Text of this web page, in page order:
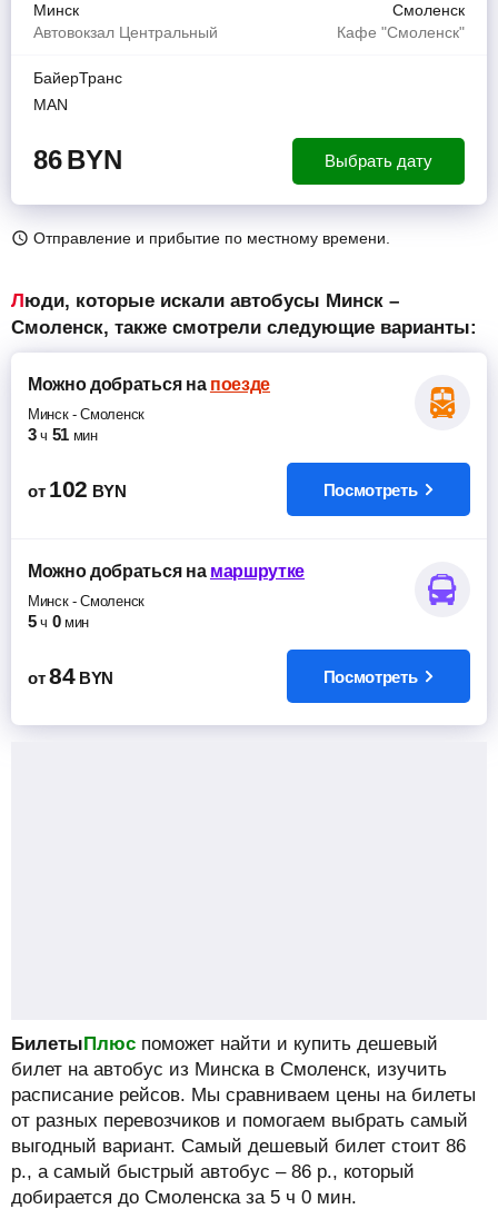
Минск
Смоленск
Автовокзал Центральный
Кафе "Смоленск"
БайерТранс
MAN
86BYN Выбрать дату
Отправление и прибытие по местному времени.
Люди, которые искали автобусы Минск –
Смоленск, также смотрели следующие варианты:
Можно добратьсяна поезде
Минск-Смоленск
3 ч 51 мин
от 102 BYN Посмотреть
Можно добратьсяна маршрутке
Минск-Смоленск
5 ч 0 мин
от 84 BYN Посмотреть
БилетыПлюс поможет найти и купить дешевый
билет на автобус из Минска в Смоленск, изучить
расписание рейсов. Мы сравниваем цены на билеты
от разных перевозчиков и помогаем выбрать самый
выгодный вариант. Самый дешевый билет стоит 86
р., а самый быстрый автобус – 86 р., который
добирается до Смоленска за 5 ч 0 мин.